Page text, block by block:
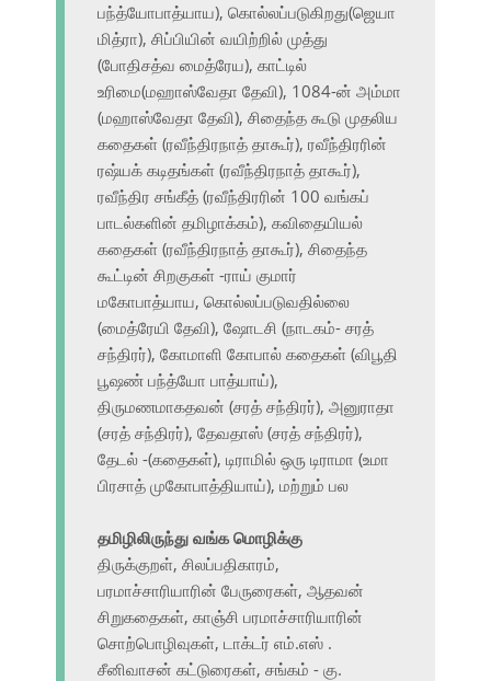
பந்த்யோபாத்யாய), கொல்லப்படுகிறது(ஜெயா
மித்ரா), சிப்பியின் வயிற்றில் முத்து
(போதிசத்வ மைத்ரேய), காட்டில்
உரிமை(மஹாஸ்வேதா தேவி), 1084-ன் அம்மா
(மஹாஸ்வேதா தேவி), சிதைந்த கூடு முதலிய
கதைகள் (ரவீந்திரநாத் தாகூர்), ரவீந்திரரின்
ரஷ்யக் கடிதங்கள் (ரவீந்திரநாத் தாகூர்),
ரவீந்திர சங்கீத் (ரவீந்திரரின் 100 வங்கப்
பாடல்களின் தமிழாக்கம்), கவிதையியல்
கதைகள் (ரவீந்திரநாத் தாகூர்), சிதைந்த
கூட்டின் சிறகுகள் -ராய் குமார்
மகோபாத்யாய, கொல்லப்படுவதில்லை
(மைத்ரேயி தேவி), ஷோடசி (நாடகம்- சரத்
சந்திரர்), கோமாளி கோபால் கதைகள் (விபூதி
பூஷண் பந்த்யோ பாத்யாய்),
திருமணமாகதவன் (சரத் சந்திரர்), அனுராதா
(சரத் சந்திரர்), தேவதாஸ் (சரத் சந்திரர்),
தேடல் -(கதைகள்), டிராமில் ஒரு டிராமா (உமா
பிரசாத் முகோபாத்தியாய்), மற்றும் பல
தமிழிலிருந்து வங்க மொழிக்கு
திருக்குறள், சிலப்பதிகாரம்,
பரமாச்சாரியாரின் பேருரைகள், ஆதவன்
சிறுகதைகள், காஞ்சி பரமாச்சாரியாரின்
சொற்பொழிவுகள், டாக்டர் எம்.எஸ் .
சீனிவாசன் கட்டுரைகள், சங்கம் - கு.